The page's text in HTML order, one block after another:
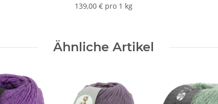
139,00 € pro 1 kg
Ähnliche Artikel